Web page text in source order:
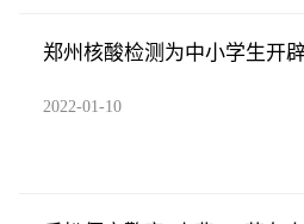
郑州核酸检测为中小学生开
2022-01-10